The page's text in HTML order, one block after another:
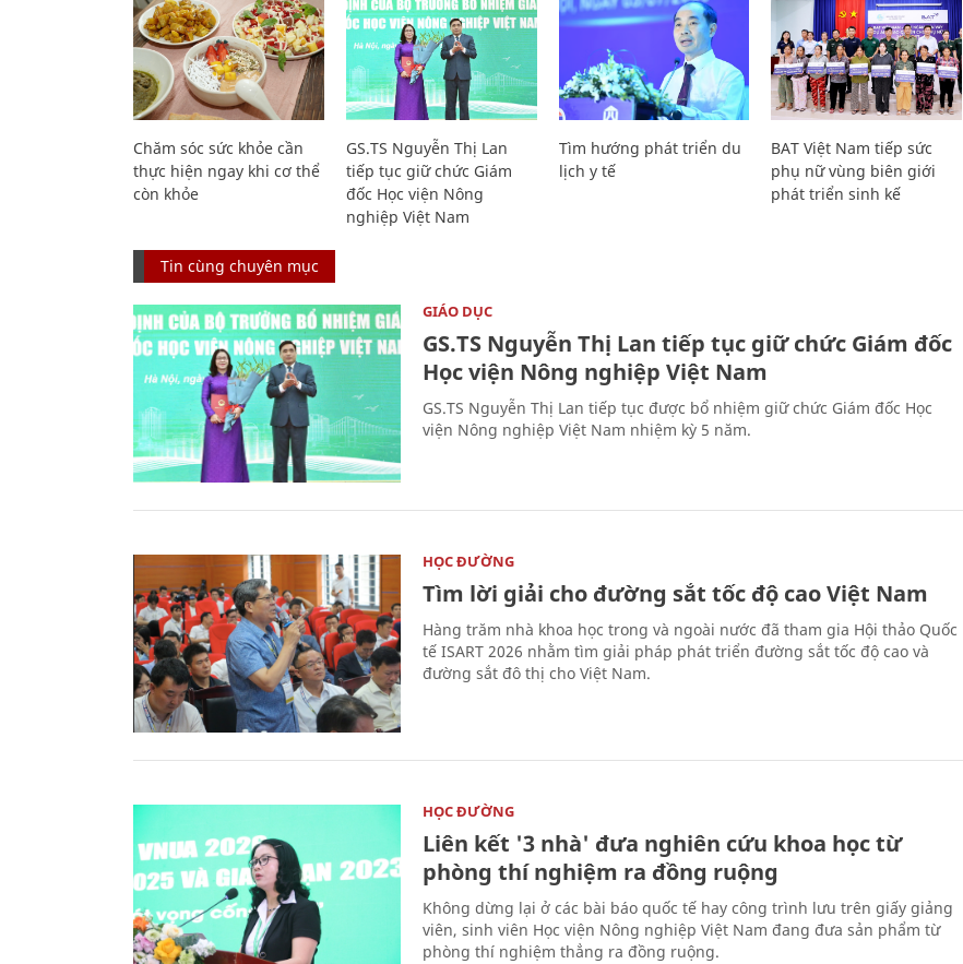
Chăm sóc sức khỏe cần
thực hiện ngay khi cơ thể
còn khỏe
GS.TS Nguyễn Thị Lan
tiếp tục giữ chức Giám
đốc Học viện Nông
nghiệp Việt Nam
Tìm hướng phát triển du
lịch y tế
BAT Việt Nam tiếp sức
phụ nữ vùng biên giới
phát triển sinh kế
Tin cùng chuyên mục
GIÁO DỤC
GS.TS Nguyễn Thị Lan tiếp tục giữ chức Giám đốc
Học viện Nông nghiệp Việt Nam
GS.TS Nguyễn Thị Lan tiếp tục được bổ nhiệm giữ chức Giám đốc Học
viện Nông nghiệp Việt Nam nhiệm kỳ 5 năm.
HỌC ĐƯỜNG
Tìm lời giải cho đường sắt tốc độ cao Việt Nam
Hàng trăm nhà khoa học trong và ngoài nước đã tham gia Hội thảo Quốc
tế ISART 2026 nhằm tìm giải pháp phát triển đường sắt tốc độ cao và
đường sắt đô thị cho Việt Nam.
HỌC ĐƯỜNG
Liên kết '3 nhà' đưa nghiên cứu khoa học từ
phòng thí nghiệm ra đồng ruộng
Không dừng lại ở các bài báo quốc tế hay công trình lưu trên giấy giảng
viên, sinh viên Học viện Nông nghiệp Việt Nam đang đưa sản phẩm từ
phòng thí nghiệm thẳng ra đồng ruộng.